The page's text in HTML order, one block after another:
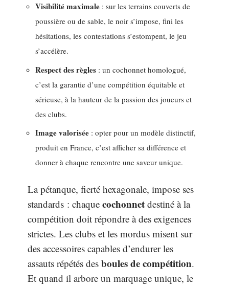
Visibilité maximale : sur les terrains couverts de
poussière ou de sable, le noir s’impose, fini les
hésitations, les contestations s’estompent, le jeu
s’accélère.
Respect des règles : un cochonnet homologué,
c’est la garantie d’une compétition équitable et
sérieuse, à la hauteur de la passion des joueurs et
des clubs.
Image valorisée : opter pour un modèle distinctif,
produit en France, c’est afficher sa différence et
donner à chaque rencontre une saveur unique.
La pétanque, fierté hexagonale, impose ses
standards : chaque cochonnet destiné à la
compétition doit répondre à des exigences
strictes. Les clubs et les mordus misent sur
des accessoires capables d’endurer les
assauts répétés des boules de compétition.
Et quand il arbore un marquage unique, le